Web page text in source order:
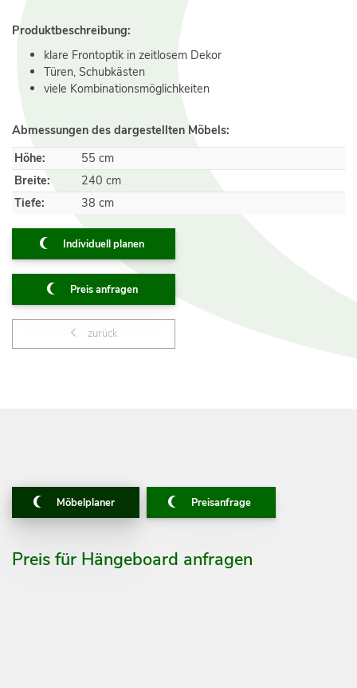
Produktbeschreibung:
klare Frontoptik in zeitlosem Dekor
Türen, Schubkästen
viele Kombinationsmöglichkeiten
Abmessungen des dargestellten Möbels:
Höhe:
55 cm
Breite:
240 cm
Tiefe:
38 cm
Individuell planen
Preis anfragen
zurück
Möbelplaner Preisanfrage
Preis für Hängeboard anfragen